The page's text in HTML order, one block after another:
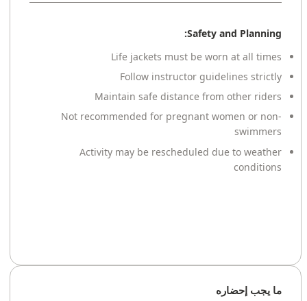
Safety and Planning:
Life jackets must be worn at all times
Follow instructor guidelines strictly
Maintain safe distance from other riders
Not recommended for pregnant women or non-
swimmers
Activity may be rescheduled due to weather
conditions
ما يجب إحضاره